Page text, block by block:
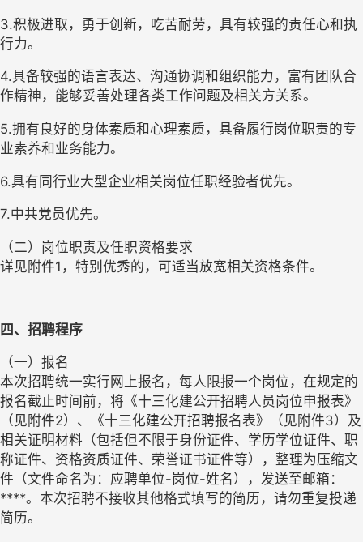
3.积极进取，勇于创新，吃苦耐劳，具有较强的责任心和执
行力。
4.具备较强的语言表达、沟通协调和组织能力，富有团队合
作精神，能够妥善处理各类工作问题及相关方关系。
5.拥有良好的身体素质和心理素质，具备履行岗位职责的专
业素养和业务能力。
6.具有同行业大型企业相关岗位任职经验者优先。
7.中共党员优先。
（二）岗位职责及任职资格要求
详见附件1，特别优秀的，可适当放宽相关资格条件。
四、招聘程序
（一）报名
本次招聘统一实行网上报名，每人限报一个岗位，在规定的
报名截止时间前，将《十三化建公开招聘人员岗位申报表》
（见附件2）、《十三化建公开招聘报名表》（见附件3）及
相关证明材料（包括但不限于身份证件、学历学位证件、职
称证件、资格资质证件、荣誉证书证件等），整理为压缩文
件（文件命名为：应聘单位-岗位-姓名），发送至邮箱：
****。本次招聘不接收其他格式填写的简历，请勿重复投递
简历。